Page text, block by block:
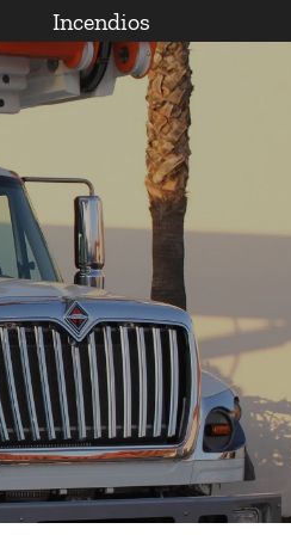
Incendios